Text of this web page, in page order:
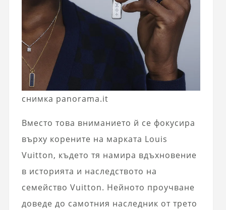
снимка panorama.it
Вместо това вниманието й се фокусира
върху корените на марката Louis
Vuitton, където тя намира вдъхновение
в историята и наследството на
семейство Vuitton. Нейното проучване
доведе до самотния наследник от трето